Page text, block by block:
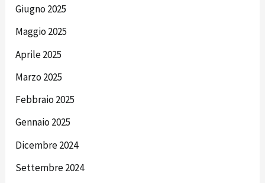
Giugno 2025
Maggio 2025
Aprile 2025
Marzo 2025
Febbraio 2025
Gennaio 2025
Dicembre 2024
Settembre 2024